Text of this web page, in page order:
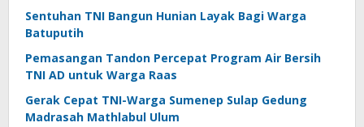
Sentuhan TNI Bangun Hunian Layak Bagi Warga
Batuputih
Pemasangan Tandon Percepat Program Air Bersih
TNI AD untuk Warga Raas
Gerak Cepat TNI-Warga Sumenep Sulap Gedung
Madrasah Mathlabul Ulum